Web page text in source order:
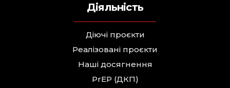
Діяльність
Діючі проєкти
Реалізовані проєкти
Наші досягнення
PrEP (ДКП)